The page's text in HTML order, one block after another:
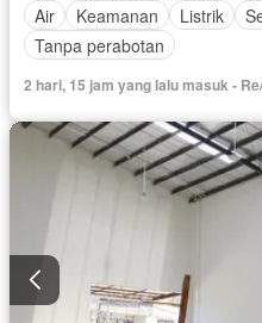
Air
Keamanan Listrik
Tanpa perabotan
2 hari, 15 jam yang lalu masuk -